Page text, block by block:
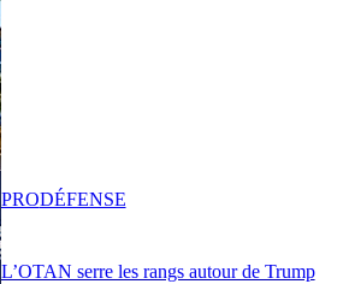
L’OTAN serre les rangs autour de Trump
PRODÉFENSE